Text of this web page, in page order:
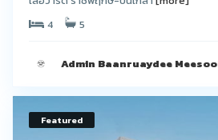
4
5
Admin Baanruaydee
Featured